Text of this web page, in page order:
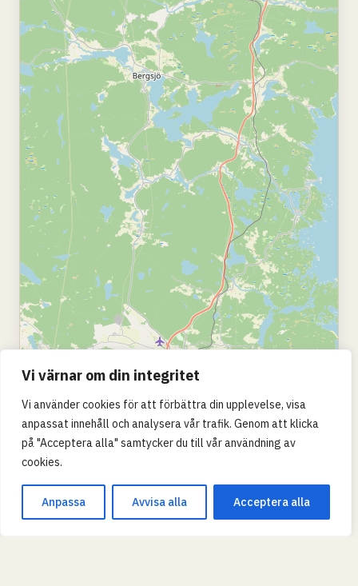
Vi värnar om din integritet
Vi använder cookies för att förbättra din upplevelse, visa
anpassat innehåll och analysera vår trafik. Genom att klicka
på "Acceptera alla" samtycker du till vår användning av
cookies.
Anpassa Avvisa alla Acceptera alla
© OpenStreetMap